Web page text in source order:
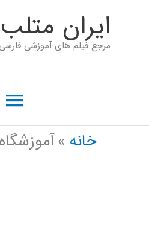
ايران متلب
مرجع فیلم های آموزشی
خانه